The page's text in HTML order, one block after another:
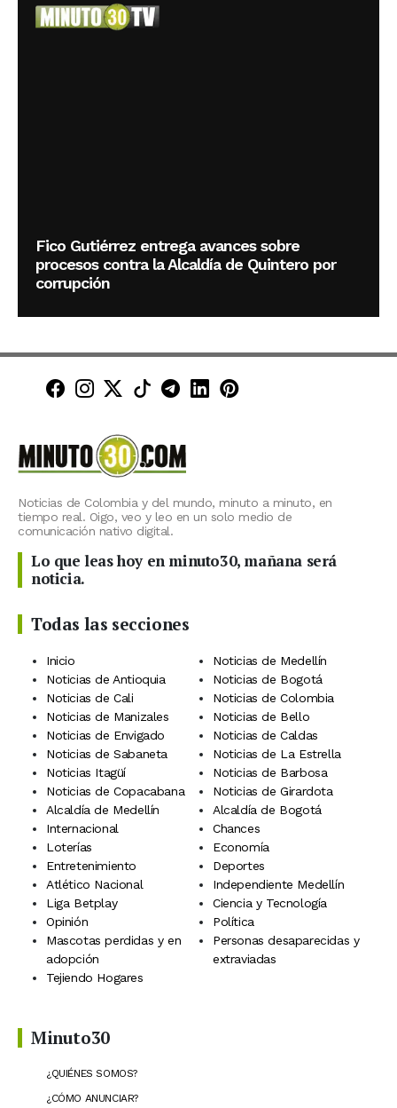
Fico Gutiérrez entrega avances sobre
procesos contra la Alcaldía de Quintero por
corrupción
Minuto30 en Facebook
Minuto30 en Instagram
Minuto30 en X (Twitter)
Minuto30 en TikTok
Canal de Minuto30 en
Minuto30 en LinkedIn
Minuto30 en
Noticias de Colombia y del mundo, minuto a minuto, en
tiempo real. Oigo, veo y leo en un solo medio de
comunicación nativo digital.
Lo que leas hoy en minuto30, mañana será
noticia.
Todas las secciones
Inicio
Noticias de Medellín
Noticias de Antioquia
Noticias de Bogotá
Noticias de Cali
Noticias de Colombia
Noticias de Manizales
Noticias de Bello
Noticias de Envigado
Noticias de Caldas
Noticias de Sabaneta
Noticias de La Estrella
Noticias Itagüí
Noticias de Barbosa
Noticias de Copacabana
Noticias de Girardota
Alcaldía de Medellín
Alcaldía de Bogotá
Internacional
Chances
Loterías
Economía
Entretenimiento
Deportes
Atlético Nacional
Independiente Medellín
Liga Betplay
Ciencia y Tecnología
Opinión
Política
Mascotas perdidas y en
adopción
Personas desaparecidas y
extraviadas
Tejiendo Hogares
Minuto30
¿QUIÉNES SOMOS?
¿CÓMO ANUNCIAR?